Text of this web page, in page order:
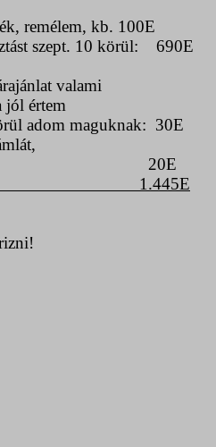
remélem, kb. 100E
szept. 10 körül:
690E
valami
jól értem
adom maguknak: 30E
20E
1.445E